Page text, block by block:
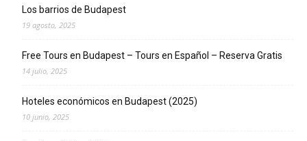
Los barrios de Budapest
19 agosto, 2025
Free Tours en Budapest – Tours en Español – Reserva Gratis
14 julio, 2025
Hoteles económicos en Budapest (2025)
10 junio, 2025